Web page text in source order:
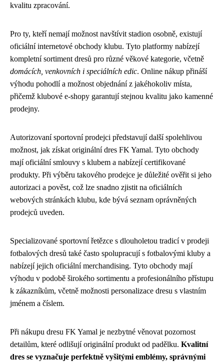
kvalitu zpracování.
Pro ty, kteří nemají možnost navštívit stadion osobně, existují
oficiální internetové obchody klubu. Tyto platformy nabízejí
kompletní sortiment dresů pro různé věkové kategorie, včetně
domácích, venkovních i speciálních edic. Online nákup přináší
výhodu pohodlí a možnost objednání z jakéhokoliv místa,
přičemž klubové e-shopy garantují stejnou kvalitu jako kamenné
prodejny.
Autorizovaní sportovní prodejci představují další spolehlivou
možnost, jak získat originální dres FK Yamal. Tyto obchody
mají oficiální smlouvy s klubem a nabízejí certifikované
produkty. Při výběru takového prodejce je důležité ověřit si jeho
autorizaci a pověst, což lze snadno zjistit na oficiálních
webových stránkách klubu, kde bývá seznam oprávněných
prodejců uveden.
Specializované sportovní řetězce s dlouholetou tradicí v prodeji
fotbalových dresů také často spolupracují s fotbalovými kluby a
nabízejí jejich oficiální merchandising. Tyto obchody mají
výhodu v podobě širokého sortimentu a profesionálního přístupu
k zákazníkům, včetně možnosti personalizace dresu s vlastním
jménem a číslem.
Při nákupu dresu FK Yamal je nezbytné věnovat pozornost
detailům, které odlišují originální produkt od padělku. Kvalitní
dres se vyznačuje perfektně vyšitými emblémy, správnými